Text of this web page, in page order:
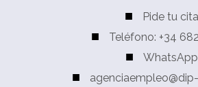
Pide tu cita
Teléfono: +34
WhatsApp